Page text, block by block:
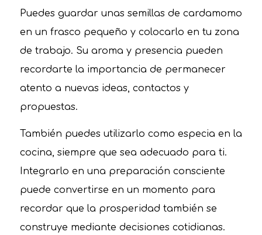
Puedes guardar unas semillas de cardamomo
en un frasco pequeño y colocarlo en tu zona
de trabajo. Su aroma y presencia pueden
recordarte la importancia de permanecer
atento a nuevas ideas, contactos y
propuestas.
También puedes utilizarlo como especia en la
cocina, siempre que sea adecuado para ti.
Integrarlo en una preparación consciente
puede convertirse en un momento para
recordar que la prosperidad también se
construye mediante decisiones cotidianas.